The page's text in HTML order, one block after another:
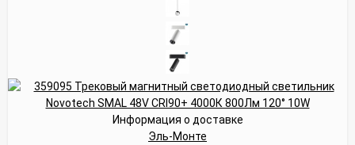
Информация о доставке
Эль-Монте